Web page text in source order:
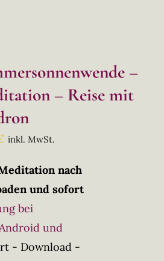
–
– Reise mit
inkl. MwSt.
nach
und sofort
bei
und
- Download -